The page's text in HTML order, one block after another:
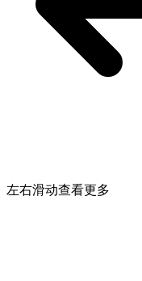
左右滑动查看更多